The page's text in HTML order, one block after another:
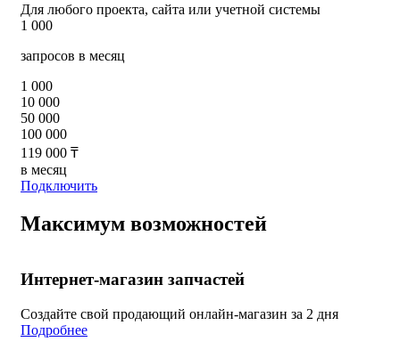
Для любого проекта, сайта или учетной системы
1 000
запросов в месяц
1 000
10 000
50 000
100 000
119 000 ₸
в месяц
Подключить
Максимум возможностей
Интернет-магазин запчастей
Создайте свой продающий онлайн-магазин за 2 дня
Подробнее